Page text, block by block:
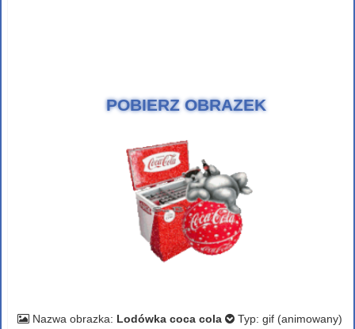
POBIERZ OBRAZEK
Nazwa obrazka: Lodówka coca cola
Typ: gif (animowany)